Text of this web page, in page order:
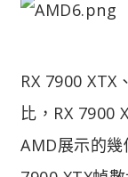
RX 7900 XTX
比，RX 7900
AMD展示的